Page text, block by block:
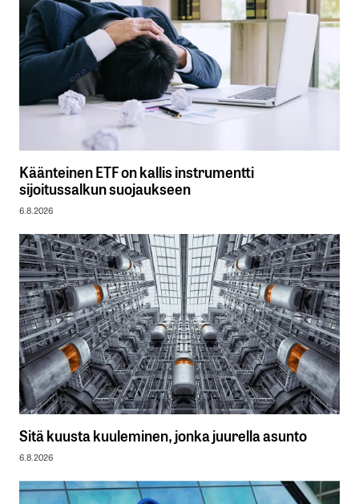
Käänteinen ETF on kallis instrumentti
sijoitussalkun suojaukseen
6.8.2026
Sitä kuusta kuuleminen, jonka juurella asunto
6.8.2026